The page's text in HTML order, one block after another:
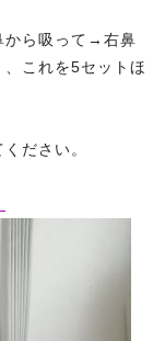
から吸って→右鼻
これを5セットほ
ださい。